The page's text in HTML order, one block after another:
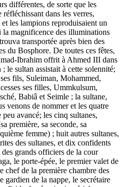
différentes, de sorte que les
réfléchissant dans les verres,
les lampions reproduisaient un
la magnificence des illuminations
transportée après bien des
du Bosphore. De toutes ces fêtes,
Ibrahim offrit à Ahmed III dans
le sultan assistait à cette solennité;
fils, Suleiman, Mohammed,
ses filles, Ummkulsum,
Babiâ et Seimle ; la sultane,
venons de nommer et les quatre
avancé; les cinq sultanes,
première, sa seconde, sa
femme) ; huit autres sultanes,
des sultanes, et dix confidents
grands officiers de la cour
le porte-épée, le premier valet de
chef de la première chambre des
gardien de la nappe, le secrétaire